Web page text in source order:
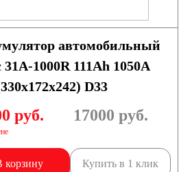
автомобильный
1000R 111Ah 1050A
D33
руб. 17000 руб.
корзину Купить в 1 клик